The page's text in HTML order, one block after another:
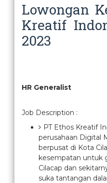
Lowongan
Kreatif
2023
HR Generalist
Job Description :
PT Ethos Kreatif
perusahaan Digital
berpusat di Kota
kesempatan untuk
Cilacap dan
suka tantangan